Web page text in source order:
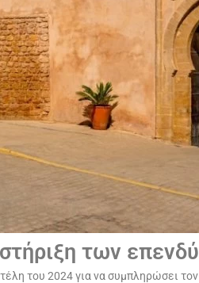
των
του 2024 για να συμπληρώσει